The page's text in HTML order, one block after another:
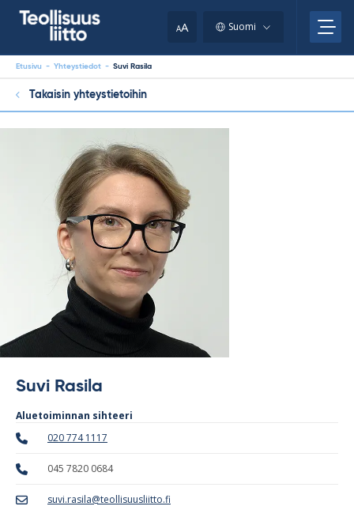
AA Suomi
Etusivu - Yhteystiedot - Suvi Rasila
Takaisin yhteystietoihin
Suvi Rasila
Aluetoiminnan sihteeri
020 774 1117
045 7820 0684
suvi.rasila@teollisuusliitto.fi
clipboard.)